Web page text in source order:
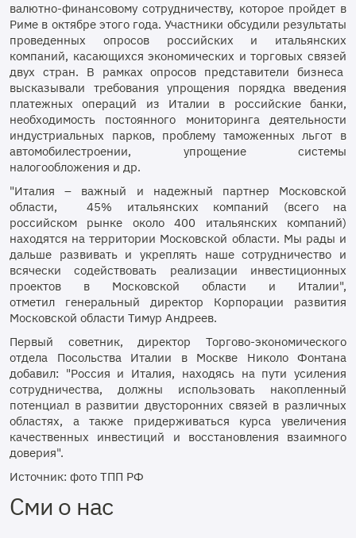
валютно-финансовому сотрудничеству, которое пройдет в
Риме в октябре этого года. Участники обсудили результаты
проведенных опросов российских и итальянских
компаний, касающихся экономических и торговых связей
двух стран. В рамках опросов представители бизнеса
высказывали требования упрощения порядка введения
платежных операций из Италии в российские банки,
необходимость постоянного мониторинга деятельности
индустриальных парков, проблему таможенных льгот в
автомобилестроении, упрощение системы
налогообложения и др.
"Италия – важный и надежный партнер Московской
области, 45% итальянских компаний (всего на
российском рынке около 400 итальянских компаний)
находятся на территории Московской области. Мы рады и
дальше развивать и укреплять наше сотрудничество и
всячески содействовать реализации инвестиционных
проектов в Московской области и Италии",
отметил генеральный директор Корпорации развития
Московской области Тимур Андреев.
Первый советник, директор Торгово-экономического
отдела Посольства Италии в Москве Николо Фонтана
добавил: "Россия и Италия, находясь на пути усиления
сотрудничества, должны использовать накопленный
потенциал в развитии двусторонних связей в различных
областях, а также придерживаться курса увеличения
качественных инвестиций и восстановления взаимного
доверия".
Источник: фото ТПП РФ
Сми о нас